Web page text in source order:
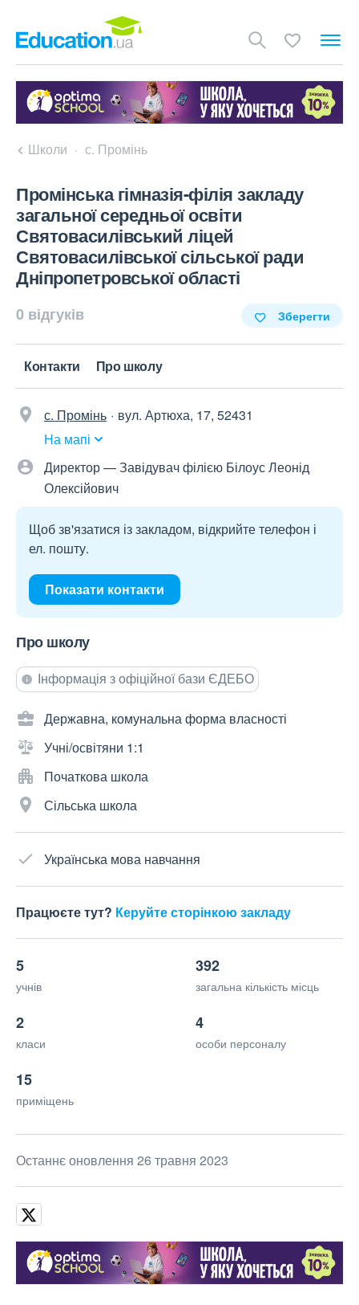
Школи с. Промінь
Промінська гімназія-філія закладу
загальної середньої освіти
Святовасилівський ліцей
Святовасилівської сільської ради
Дніпропетровської області
0 відгуків Зберегти
Контакти Про школу
с. Промінь
вул. Артюха, 17, 52431
На мапі
Директор — Завідувач філією Білоус Леонід
Олексійович
Щоб зв'язатися із закладом, відкрийте телефон і
ел. пошту.
Показати контакти
Про школу
Інформація з офіційної бази ЄДЕБО
Державна, комунальна форма власності
Учні/освітяни 1:1
Початкова школа
Сільська школа
Українська мова навчання
Працюєте тут? Керуйте сторінкою закладу
5
учнів
392
загальна кількість місць
2
класи
4
особи персоналу
15
приміщень
Останнє оновлення 26 травня 2023